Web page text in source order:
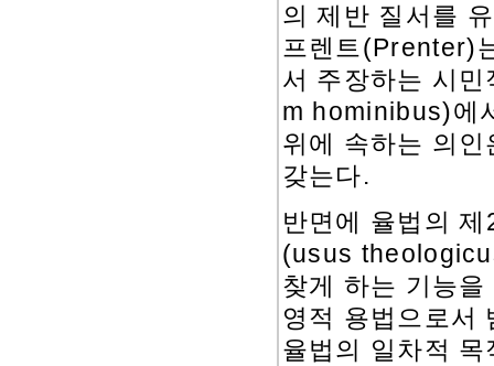
의 제반 질서를
프렌트(Prenter)
서 주장하는 시
m hominibus)에
위에 속하는 의
갖는다.
반면에 율법의 제
(usus
찾게 하는 기능을
영적 용법으로서
율법의 일차적 목